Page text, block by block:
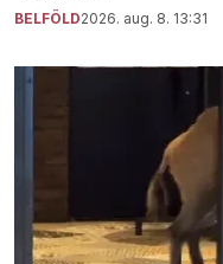
BELFÖLD2026. aug. 8. 13:31